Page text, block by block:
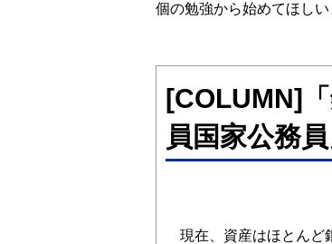
個の勉強から始めてほしい
[COLUMN]
員国家公務
現在、資産はほとんど